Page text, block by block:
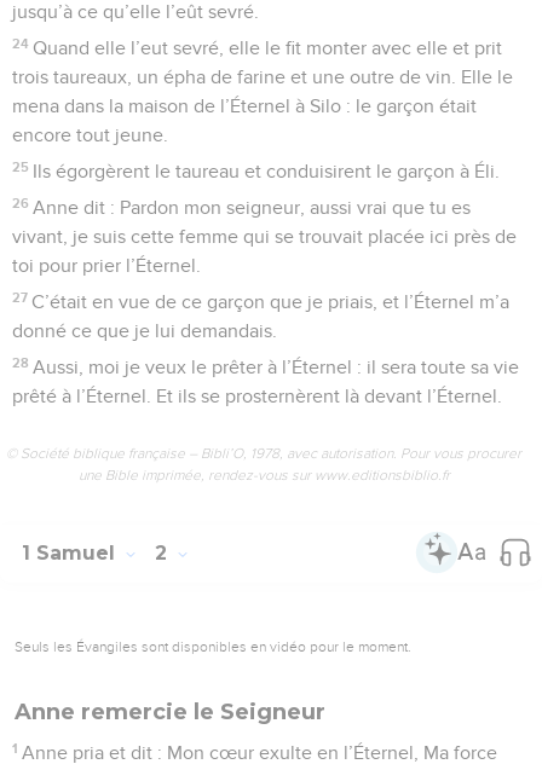
jusqu’à ce qu’elle l’eût sevré.
24 Quand elle l’eut sevré, elle le fit monter avec elle et prit
trois taureaux, un épha de farine et une outre de vin. Elle le
mena dans la maison de l’Éternel à Silo : le garçon était
encore tout jeune.
25 Ils égorgèrent le taureau et conduisirent le garçon à Éli.
26 Anne dit : Pardon mon seigneur, aussi vrai que tu es
vivant, je suis cette femme qui se trouvait placée ici près de
toi pour prier l’Éternel.
27 C’était en vue de ce garçon que je priais, et l’Éternel m’a
donné ce que je lui demandais.
28 Aussi, moi je veux le prêter à l’Éternel : il sera toute sa vie
prêté à l’Éternel. Et ils se prosternèrent là devant l’Éternel.
© Société biblique française – Bibli’O, 1978, avec autorisation. Pour vous procurer
une Bible imprimée, rendez-vous sur www.editionsbiblio.fr
1 Samuel 2
Seuls les Évangiles sont disponibles en vidéo pour le moment.
Anne remercie le Seigneur
1 Anne pria et dit : Mon cœur exulte en l’Éternel, Ma force